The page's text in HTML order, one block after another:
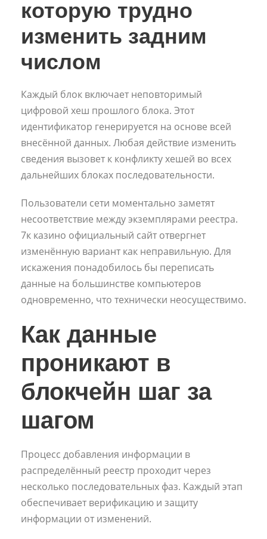
которую трудно
изменить задним
числом
Каждый блок включает неповторимый
цифровой хеш прошлого блока. Этот
идентификатор генерируется на основе всей
внесённой данных. Любая действие изменить
сведения вызовет к конфликту хешей во всех
дальнейших блоках последовательности.
Пользователи сети моментально заметят
несоответствие между экземплярами реестра.
7к казино официальный сайт отвергнет
изменённую вариант как неправильную. Для
искажения понадобилось бы переписать
данные на большинстве компьютеров
одновременно, что технически неосуществимо.
Как данные
проникают в
блокчейн шаг за
шагом
Процесс добавления информации в
распределённый реестр проходит через
несколько последовательных фаз. Каждый этап
обеспечивает верификацию и защиту
информации от изменений.